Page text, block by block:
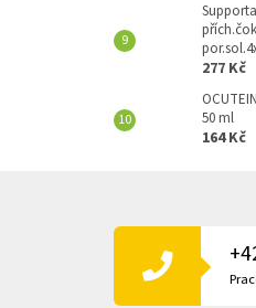
277 Kč
50 ml
164 Kč